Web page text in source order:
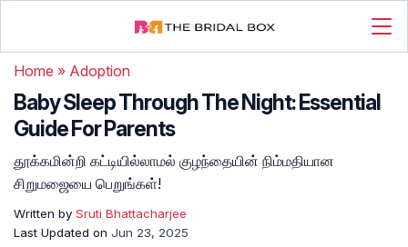
Home » Adoption
Baby Sleep Through The Night: Essential
Guide For Parents
தூக்கமின்றி கட்டியில்லாமல் குழந்தையின் நிம்மதியான
சிறுமஜையை பெறுங்கள்!
Written by Sruti Bhattacharjee
Last Updated on Jun 23, 2025